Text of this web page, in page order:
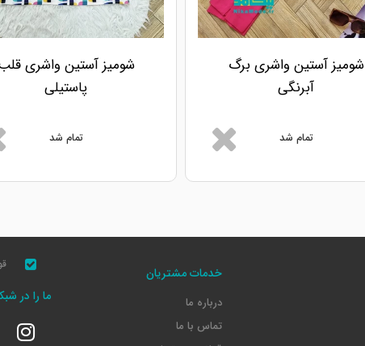
شومیز آستین واشری برگ
آبرنگی
تمام شد
شومیز آستین واشری
پاستیلی
تمام شد
خدمات مشتریان
درباره ما
تماس با ما
ما را در